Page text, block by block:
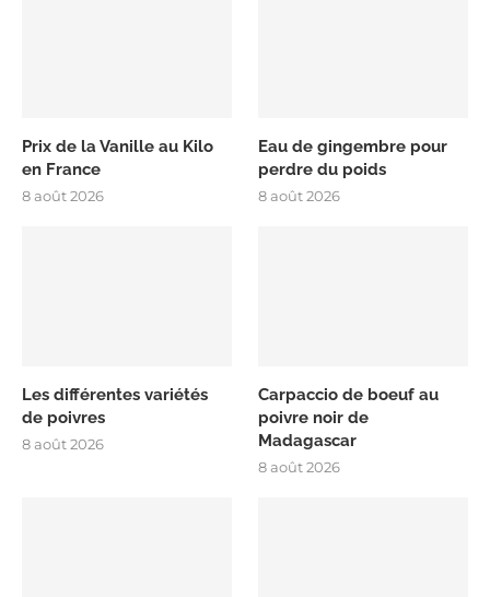
Prix de la Vanille au Kilo
en France
8 août 2026
Eau de gingembre pour
perdre du poids
8 août 2026
Les différentes variétés
de poivres
8 août 2026
Carpaccio de boeuf au
poivre noir de
Madagascar
8 août 2026